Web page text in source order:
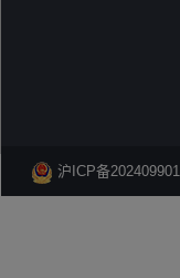
沪ICP备